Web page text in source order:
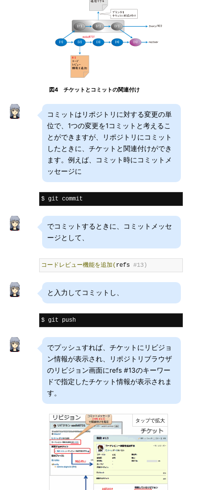
図4 チケットとコミットの関連付け
コミットはリポジトリに対する変更の単
位で、1つの変更を1コミットと考えるこ
とができますが、リポジトリにコミット
したときに、チケットと関連付けができ
ます。例えば、コミット時にコミットメ
ッセージに
$ git commit
でコミットするときに、コミットメッセ
ージとして、
コードレビュー機能を追加( refs #13)
と入力してコミットし、
$ git push
でプッシュすれば、チケットにリビジョ
ン情報が表示され、リポジトリブラウザ
のリビジョン画面にrefs #13のキーワー
ドで指定したチケット情報が表示されま
す。